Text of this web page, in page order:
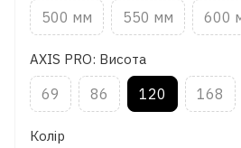
500 мм 550 мм 600
AXIS PRO: Висота
69 86 120 168
Колір